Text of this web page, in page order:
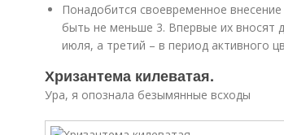
Понадобится своевременное
быть не меньше 3. Впервые их вносят
июля, а третий – в период активного
Хризантема килеватая.
Ура, я опознала безымянные всходы